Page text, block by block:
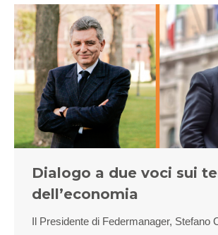
Dialogo a due voci sui
dell’economia
Il Presidente di Federmanager, Stefano